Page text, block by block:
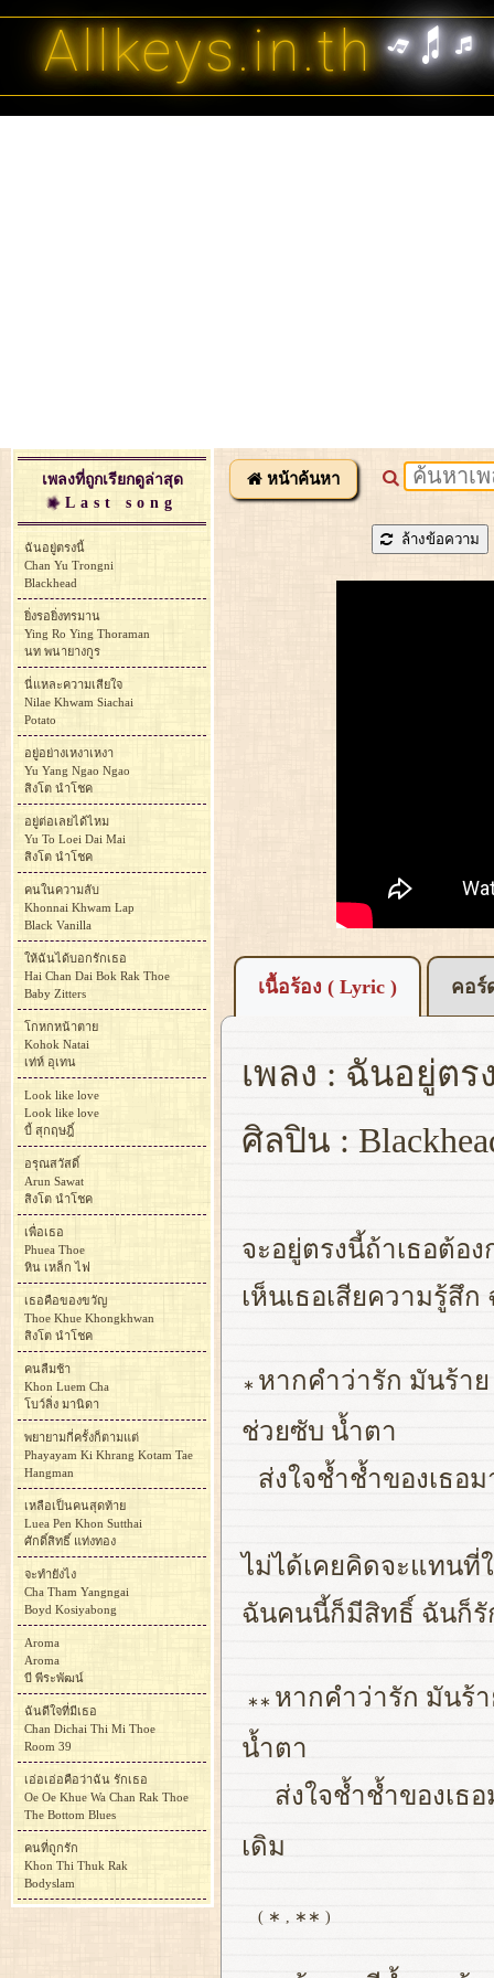
Allkeys.in.th
หน้าค้นหา
ล้างข้อความ
เนื้อร้อง ( Lyric ) คอร์
เพลง : ฉันอยู่ตร
ศิลปิน :
จะอยู่ตรงนี้ถ้าเธอต้อ
เห็นเธอเสียความรู้สึ
∗ หากคำว่ารัก มันร้า
ช่วยซับ น้ำตา
ส่งใจช้ำช้ำของเธอ
ไม่ได้เคยคิดจะแทนที่
ฉันคนนี้ก็มีสิทธิ์ ฉันก็รั
∗∗ หากคำว่ารัก มันร้
น้ำตา
ส่งใจช้ำช้ำของเธ
เดิม
( ∗ , ∗∗ )
เพลงที่ถูกเรียกดูล่าสุด
Last song
ฉันอยู่ตรงนี้
Chan Yu Trongni
Blackhead
ยิ่งรอยิ่งทรมาน
Ying Ro Ying Thoraman
นท พนายางกูร
นี่แหละความเสียใจ
Nilae Khwam Siachai
Potato
อยู่อย่างเหงาเหงา
Yu Yang Ngao Ngao
สิงโต นำโชค
อยู่ต่อเลยได้ไหม
Yu To Loei Dai Mai
สิงโต นำโชค
คนในความลับ
Khonnai Khwam Lap
Black Vanilla
ให้ฉันได้บอกรักเธอ
Hai Chan Dai Bok Rak Thoe
Baby Zitters
โกหกหน้าตาย
Kohok Natai
เท่ห์ อุเทน
Look like love
Look like love
บี้ สุกฤษฎิ์
อรุณสวัสดิ์
Arun Sawat
สิงโต นำโชค
เพื่อเธอ
Phuea Thoe
หิน เหล็ก ไฟ
เธอคือของขวัญ
Thoe Khue Khongkhwan
สิงโต นำโชค
คนลืมช้า
Khon Luem Cha
โบว์ลิ่ง มานิดา
พยายามกี่ครั้งก็ตามแต่
Phayayam Ki Khrang Kotam Tae
Hangman
เหลือเป็นคนสุดท้าย
Luea Pen Khon Sutthai
ศักดิ์สิทธิ์ แท่งทอง
จะทำยังไง
Cha Tham Yangngai
Boyd Kosiyabong
Aroma
Aroma
บี พีระพัฒน์
ฉันดีใจที่มีเธอ
Chan Dichai Thi Mi Thoe
Room 39
เอ่อเอ่อคือว่าฉัน รักเธอ
Oe Oe Khue Wa Chan Rak Thoe
The Bottom Blues
คนที่ถูกรัก
Khon Thi Thuk Rak
Bodyslam